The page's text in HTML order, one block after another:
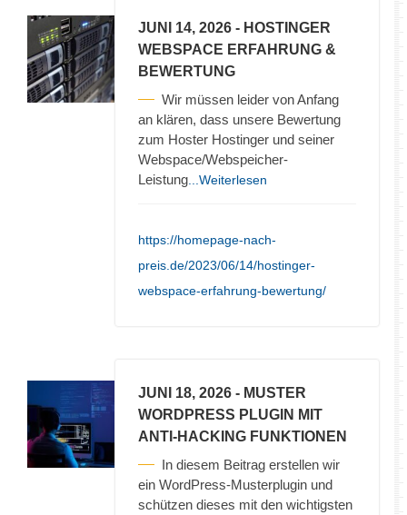
JUNI 14, 2026 - HOSTINGER
WEBSPACE ERFAHRUNG &
BEWERTUNG
Wir müssen leider von Anfang
an klären, dass unsere Bewertung
zum Hoster Hostinger und seiner
Webspace/Webspeicher-
Leistung ...Weiterlesen
https://homepage-nach-
preis.de/2023/06/14/hostinger-
webspace-erfahrung-bewertung/
JUNI 18, 2026 - MUSTER
WORDPRESS PLUGIN MIT
ANTI-HACKING FUNKTIONEN
In diesem Beitrag erstellen wir
ein WordPress-Musterplugin und
schützen dieses mit den wichtigsten